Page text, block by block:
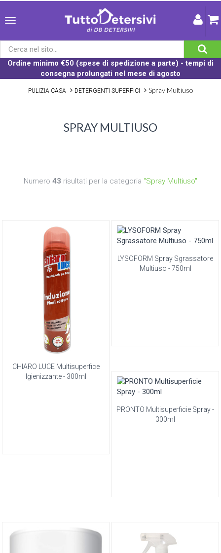
Ordine minimo €50 (spese di spedizione a parte) - tempi di
consegna prolungati nel mese di agosto
PULIZIA CASA DETERGENTI SUPERFICI Spray Multiuso
SPRAY MULTIUSO
Numero 43 risultati per la categoria "Spray Multiuso"
CHIARO LUCE Multisuperfice
Igienizzante - 300ml
LYSOFORM Spray Sgrassatore
Multiuso - 750ml
PRONTO Multisuperficie Spray -
300ml